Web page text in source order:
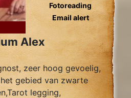
Fotoreading
Email alert
Alex
zeer hoog gevoelig,
gebied van zwarte
legging,